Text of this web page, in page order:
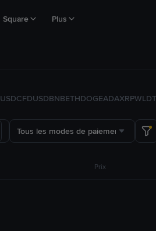
Square Plus
USDCFDUSDBNBETHDOGEADAXRPWLD
Tous les modes de paiement
Prix